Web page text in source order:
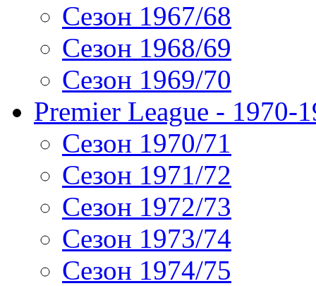
Сезон 1967/68
Сезон 1968/69
Сезон 1969/70
Premier League - 1970-
Сезон 1970/71
Сезон 1971/72
Сезон 1972/73
Сезон 1973/74
Сезон 1974/75